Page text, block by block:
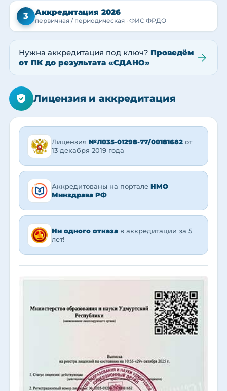
3 Аккредитация 2026
первичная / периодическая · ФИС ФРДО
Нужна аккредитация под ключ? Проведём
от ПК до результата «СДАНО»
Лицензия и аккредитация
Лицензия №Л035-01298-77/00181682 от
13 декабря 2019 года
Аккредитованы на портале НМО
Минздрава РФ
Ни одного отказа в аккредитации за 5
лет!